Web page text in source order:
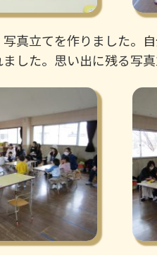
真立てを作りました。
した。思い出に残る写